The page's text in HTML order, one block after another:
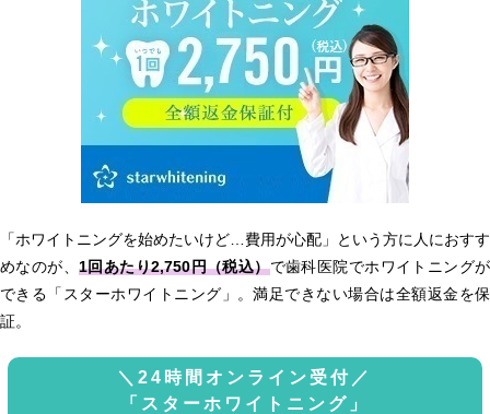
「ホワイトニングを始めたいけど…費用が心配」という方に人におすす
めなのが、1回あたり2,750円（税込）で歯科医院でホワイトニングが
できる「スターホワイトニング」。満足できない場合は全額返金を保
証。
＼24時間オンライン受付／
「スターホワイトニング」